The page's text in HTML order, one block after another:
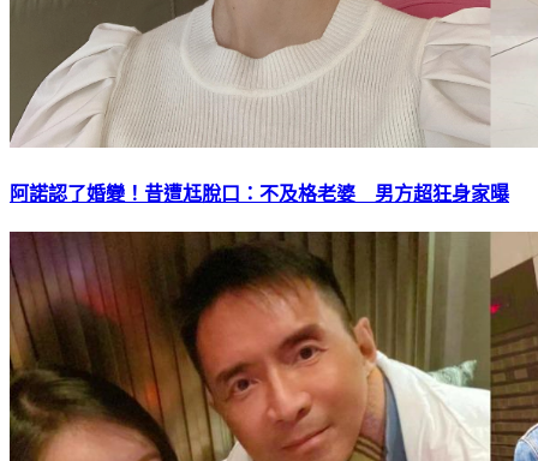
阿諾認了婚變！昔遭尪脫口：不及格老婆 男方超狂身家曝